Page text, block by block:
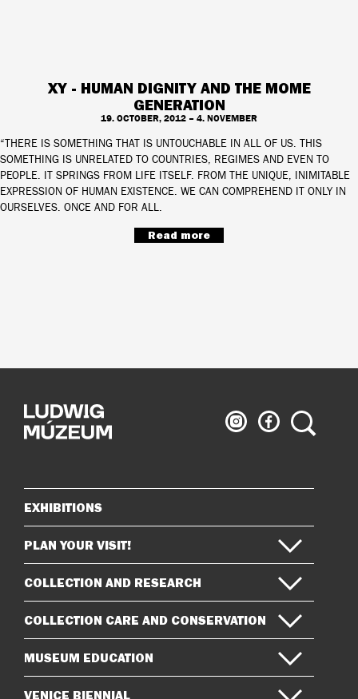
XY - HUMAN DIGNITY AND THE MOME
GENERATION
19. OCTOBER, 2012 – 4. NOVEMBER
“THERE IS SOMETHING THAT IS UNTOUCHABLE IN ALL OF US. THIS
SOMETHING IS UNRELATED TO COUNTRIES, REGIMES AND EVEN TO
PEOPLE. IT SPRINGS FROM LIFE ITSELF. FROM THE UNIQUE, INIMITABLE
EXPRESSION OF HUMAN EXISTENCE. WE CAN COMPREHEND IT ONLY IN
OURSELVES. ONCE AND FOR ALL.
Read more
Ludwig
Museum
Ludwig
Museum
Search
Sitemap
EXHIBITIONS
PLAN YOUR VISIT!
COLLECTION AND RESEARCH
COLLECTION CARE AND CONSERVATION
MUSEUM EDUCATION
VENICE BIENNIAL